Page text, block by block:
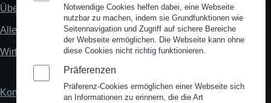
Fußzeile
Links
Über uns
Alles zum Thema Standortanalyse
Wirtschaftsstandort Deutschland
Fußzeile
Kontakt
Notwendige Cookies helfen dabei, eine Webseite
nutzbar zu machen, indem sie Grundfunktionen wie
Seitennavigation und Zugriff auf sichere Bereiche
der Webseite ermöglichen. Die Webseite kann ohne
diese Cookies nicht richtig funktionieren.
Präferenzen
Präferenz-Cookies ermöglichen einer Webseite sich
an Informationen zu erinnern, die die Art